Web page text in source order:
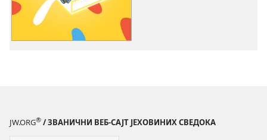
JW.ORG® / ЗВАНИЧНИ ВЕБ-САЈТ ЈЕХОВИНИХ СВЕДОКА